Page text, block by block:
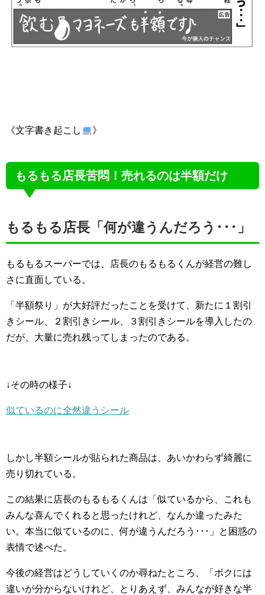
《文字書き起こし 》
もるもる店長苦悶！売れるのは半額だけ
もるもる店長「何が違うんだろう･･･」
もるもるスーパーでは、店長のもるもるくんが経営の難し
さに直面している。
「半額祭り」が大好評だったことを受けて、新たに１割引
きシール、２割引きシール、３割引きシールを導入したの
だが、大量に売れ残ってしまったのである。
↓その時の様子↓
似ているのに全然違うシール
しかし半額シールが貼られた商品は、あいかわらず綺麗に
売り切れている。
この結果に店長のもるもるくんは「似ているから、これも
みんな喜んでくれると思ったけれど、なんか違ったみた
い。本当に似ているのに、何が違うんだろう･･･」と困惑の
表情で述べた。
今後の経営はどうしていくのか尋ねたところ、「ボクには
違いが分からないけれど、とりあえず、みんなが好きな半